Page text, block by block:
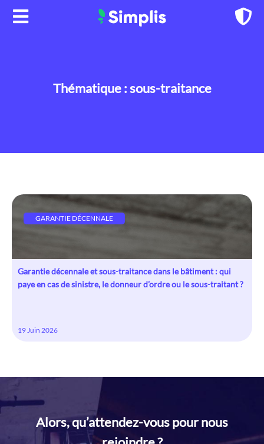
Aller
Thématique : sous-traitance
GARANTIE DÉCENNALE
Garantie décennale et sous-traitance dans le bâtiment : qui
paye en cas de sinistre, le donneur d’ordre ou le sous-traitant ?
19 Juin 2026
Alors, qu’attendez-vous pour nous